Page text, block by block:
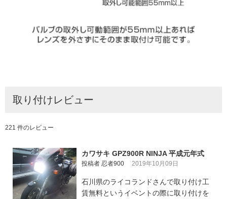
取り付けレビュー
221 件のレビュー
カワサキ GPZ900R NINJA 平成元年式
投稿者 忍者900 2019年10月09日
石川県のライコランドさんで取り付け工
賃無料というイベントの際に取り付けを